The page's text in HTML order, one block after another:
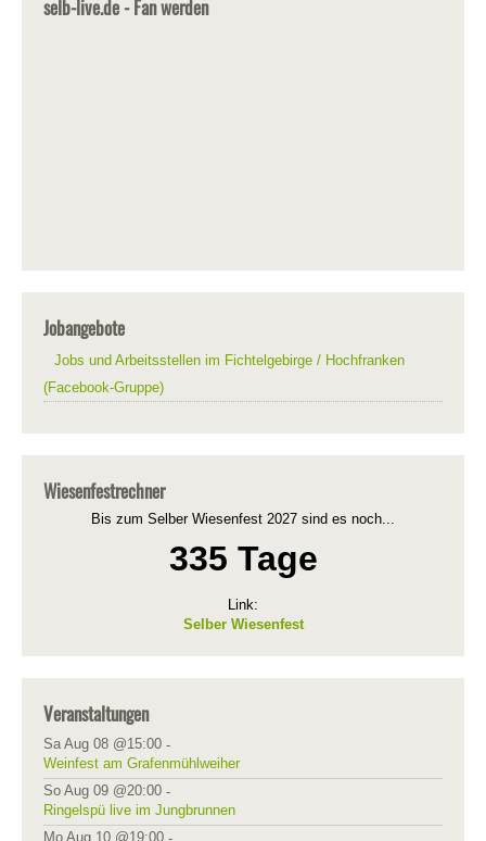
selb-live.de - Fan werden
Jobangebote
Jobs und Arbeitsstellen im Fichtelgebirge / Hochfranken
(Facebook-Gruppe)
Wiesenfestrechner
Bis zum Selber Wiesenfest 2027 sind es noch...
335 Tage
Link:
Selber Wiesenfest
Veranstaltungen
Sa Aug 08 @15:00 -
Weinfest am Grafenmühlweiher
So Aug 09 @20:00 -
Ringelspü live im Jungbrunnen
Mo Aug 10 @19:00